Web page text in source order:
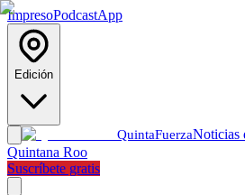
ImpresoPodcastApp
Edición
QuintaFuerzaNoticias
Quintana Roo
Suscríbete gratis